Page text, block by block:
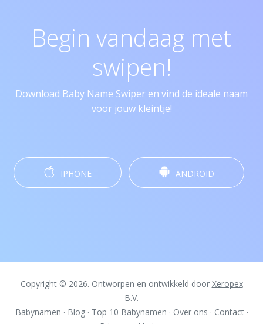
Begin vandaag met
swipen!
Download Baby Name Swiper en vind de ideale naam
voor jouw kleintje!
IPHONE ANDROID
Copyright © 2026. Ontworpen en ontwikkeld door Xeropex
B.V.
Babynamen · Blog· Top 10 Babynamen · Over ons · Contact·